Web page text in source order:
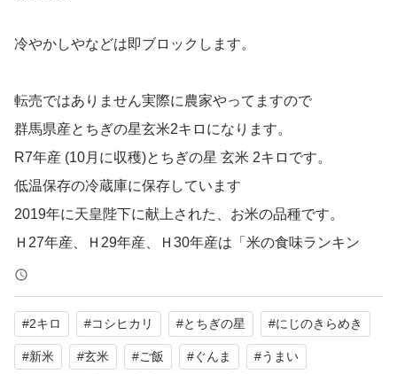
冷やかしやなどは即ブロックします。
転売ではありません実際に農家やってますので
群馬県産とちぎの星玄米2キロになります。
R7年産 (10月に収穫)とちぎの星 玄米 2キロです。
低温保存の冷蔵庫に保存しています
2019年に天皇陛下に献上された、お米の品種です。
Ｈ27年産、Ｈ29年産、Ｈ30年産は「米の食味ランキン
グ」で最高評価の特Ａを受けました。
とちぎの星は大粒であっさり、令和の大嘗祭で献上米に選
ばれた、天皇献上米としても知られます。
#2キロ #コシヒカリ #とちぎの星 #にじのきらめき
#新米 #玄米 #ご飯 #ぐんま #うまい